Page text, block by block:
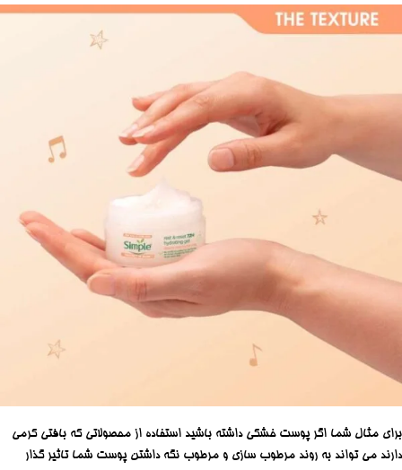
برای مثال شما اگر پوست خشکی داشته باشید استفاده از محصولاتی که بافتی کرمی
دارند می تواند به روند مرطوب سازی و مرطوب نگه داشتن پوست شما تاثیر گذار